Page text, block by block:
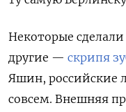
Некоторые
другие — скрипя
Яшин, российские
совсем. Внешняя